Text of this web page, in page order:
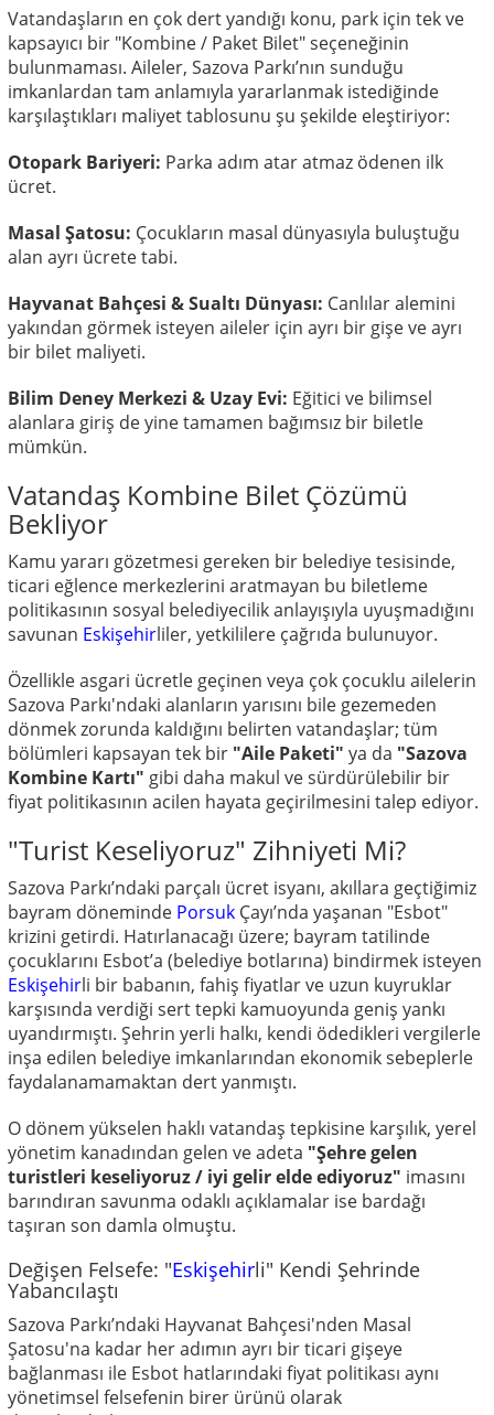
Vatandaşların en çok dert yandığı konu, park için tek ve
kapsayıcı bir "Kombine / Paket Bilet" seçeneğinin
bulunmaması. Aileler, Sazova Parkı’nın sunduğu
imkanlardan tam anlamıyla yararlanmak istediğinde
karşılaştıkları maliyet tablosunu şu şekilde eleştiriyor:
Otopark Bariyeri: Parka adım atar atmaz ödenen ilk
ücret.
Masal Şatosu: Çocukların masal dünyasıyla buluştuğu
alan ayrı ücrete tabi.
Hayvanat Bahçesi & Sualtı Dünyası: Canlılar alemini
yakından görmek isteyen aileler için ayrı bir gişe ve ayrı
bir bilet maliyeti.
Bilim Deney Merkezi & Uzay Evi: Eğitici ve bilimsel
alanlara giriş de yine tamamen bağımsız bir biletle
mümkün.
Vatandaş Kombine Bilet Çözümü
Bekliyor
Kamu yararı gözetmesi gereken bir belediye tesisinde,
ticari eğlence merkezlerini aratmayan bu biletleme
politikasının sosyal belediyecilik anlayışıyla uyuşmadığını
savunan Eskişehirliler, yetkililere çağrıda bulunuyor.
Özellikle asgari ücretle geçinen veya çok çocuklu ailelerin
Sazova Parkı'ndaki alanların yarısını bile gezemeden
dönmek zorunda kaldığını belirten vatandaşlar; tüm
bölümleri kapsayan tek bir "Aile Paketi" ya da "Sazova
Kombine Kartı" gibi daha makul ve sürdürülebilir bir
fiyat politikasının acilen hayata geçirilmesini talep ediyor.
"Turist Keseliyoruz" Zihniyeti Mi?
Sazova Parkı’ndaki parçalı ücret isyanı, akıllara geçtiğimiz
bayram döneminde Porsuk Çayı’nda yaşanan "Esbot"
krizini getirdi. Hatırlanacağı üzere; bayram tatilinde
çocuklarını Esbot’a (belediye botlarına) bindirmek isteyen
Eskişehirli bir babanın, fahiş fiyatlar ve uzun kuyruklar
karşısında verdiği sert tepki kamuoyunda geniş yankı
uyandırmıştı. Şehrin yerli halkı, kendi ödedikleri vergilerle
inşa edilen belediye imkanlarından ekonomik sebeplerle
faydalanamamaktan dert yanmıştı.
O dönem yükselen haklı vatandaş tepkisine karşılık, yerel
yönetim kanadından gelen ve adeta "Şehre gelen
turistleri keseliyoruz / iyi gelir elde ediyoruz" imasını
barındıran savunma odaklı açıklamalar ise bardağı
taşıran son damla olmuştu.
Değişen Felsefe: "Eskişehirli" Kendi Şehrinde
Yabancılaştı
Sazova Parkı’ndaki Hayvanat Bahçesi'nden Masal
Şatosu'na kadar her adımın ayrı bir ticari gişeye
bağlanması ile Esbot hatlarındaki fiyat politikası aynı
yönetimsel felsefenin birer ürünü olarak